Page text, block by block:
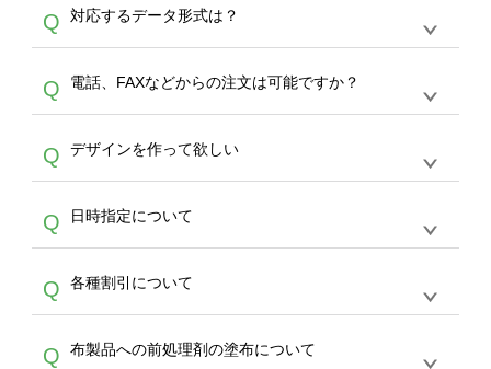
A
生産にて承っております。デザインツールから
デザインの作成から決済まで完了できます。
30枚以上やシルク印刷など、大口注文の場合
は、サポートが担当するエコバッグコンシェル
やタンブラーコンシェルをご利用ください。製
作する数量が多ければ多いほど、オンデマンド
サービスよりも低価格で製作することが可能で
す。
Q 対応するデータ形式は？
A
ドできるデータ形式は、JPG / PNG / AI / PSD /
PDF 形式になります。データの最大サイズ
写真などもアップロード可能です。使用できな
い画像はエラーになります。（※ Illustratorか
らの直接入稿には対応していません。AIで保存
し、デザインツールからアップロードして下さ
い）
Q 電話、FAXなどからの注文は可能ですか？
A
文のみ受け付けております。30個以上のご製
作をお考えの方は、サポートが担当するエコバ
スをご利用頂ければ、電話やFAX、メールなど
でご注文が可能です。
Q デザインを作って欲しい
A
を作って欲しい。などの場合は、製作数量が
30個以上であれば、サポート担当が、デザイ
バッグコンシェル
サー
ビスをご利用ください。(※ 30個以下の場合
は、デザインツールをご利用ください)
Q 日時指定について
A
ん。発送後18時以降に配送業者・伝票番号を
メールでお知らせいたしますので、直接配送業
者にご連絡いただき調整をお願い致します。
Q 各種割引について
A
カート内で自動的に割引(最大50%)が適用され
Q 布製品への前処理剤の塗布について